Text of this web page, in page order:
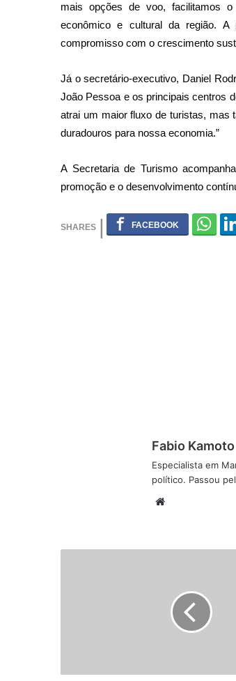
mais opções de voo, facilitamos
econômico e cultural da região.
compromisso com o crescimento
Já o secretário-executivo, Daniel
João Pessoa e os principais centros
atrai um maior fluxo de turistas, mas
duradouros para nossa economia.”
A Secretaria de Turismo
promoção e o desenvolvimento
Fabio Kamoto
Especialista em
político. Passou
s